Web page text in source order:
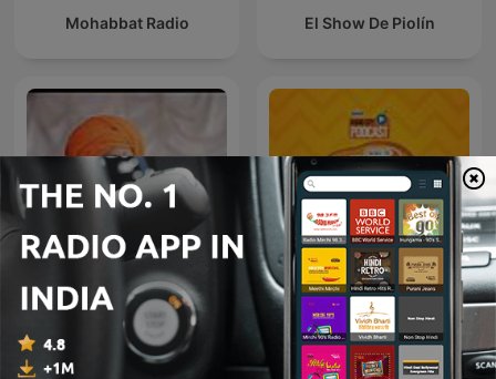
Mohabbat Radio El Show De Piolín
इंदुरीकर महाराज
Joke Studio - Kishore
Kaka